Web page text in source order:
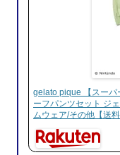
gelato pique 【スーパ
ーフパンツセット ジ
ムウェア/その他【送料